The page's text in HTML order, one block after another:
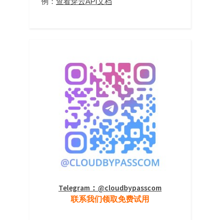
Telegram：@cloudbypasscom
联系我们领取免费试用